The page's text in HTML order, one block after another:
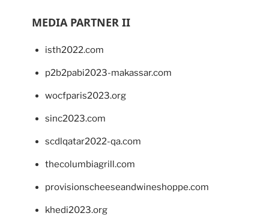
MEDIA PARTNER II
isth2022.com
p2b2pabi2023-makassar.com
wocfparis2023.org
sinc2023.com
scdlqatar2022-qa.com
thecolumbiagrill.com
provisionscheeseandwineshoppe.com
khedi2023.org